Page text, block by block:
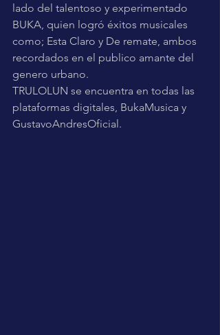
lado del talentoso y experimentado
BUKA, quien logró éxitos musicales
como; Esta Claro y De remate, ambos
recordados en el publico amante del
genero urbano.
TRULOLUN se encuentra en todas las
plataformas digitales, BukaMusica y
GustavoAndresOficial.